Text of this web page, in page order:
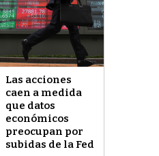
Las acciones
caen a medida
que datos
económicos
preocupan por
subidas de la Fed